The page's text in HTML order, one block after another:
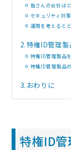
皆さんの会社は
セキュリティ対
運用を考えると
2.特権ID管理製
特権ID管理製品
特権ID管理製品
3. おわりに
特権ID